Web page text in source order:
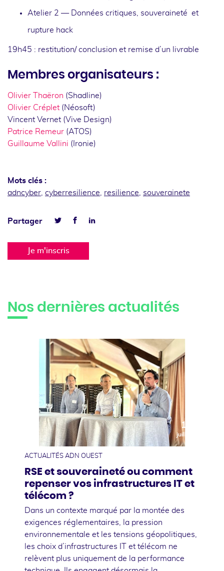
Atelier 2 — Données critiques, souveraineté et
rupture hack
19h45 : restitution/ conclusion et remise d’un livrable
Membres organisateurs :
Olivier Thaëron (Shadline)
Olivier Créplet (Néosoft)
Vincent Vernet (Vive Design)
Patrice Remeur (ATOS)
Guillaume Vallini (Ironie)
Mots clés :
adncyber cyberresilience resilience souverainete
Partager
FacebookLinkedin
Je m'inscris
Nos dernières actualités
10
juillet
ACTUALITÉS ADN OUEST
RSE et souveraineté ou comment
repenser vos infrastructures IT et
télécom ?
Dans un contexte marqué par la montée des
exigences réglementaires, la pression
environnementale et les tensions géopolitiques,
les choix d’infrastructures IT et télécom ne
relèvent plus uniquement de la performance